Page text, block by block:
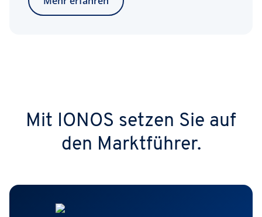
Mit IONOS setzen Sie auf
den Marktführer.